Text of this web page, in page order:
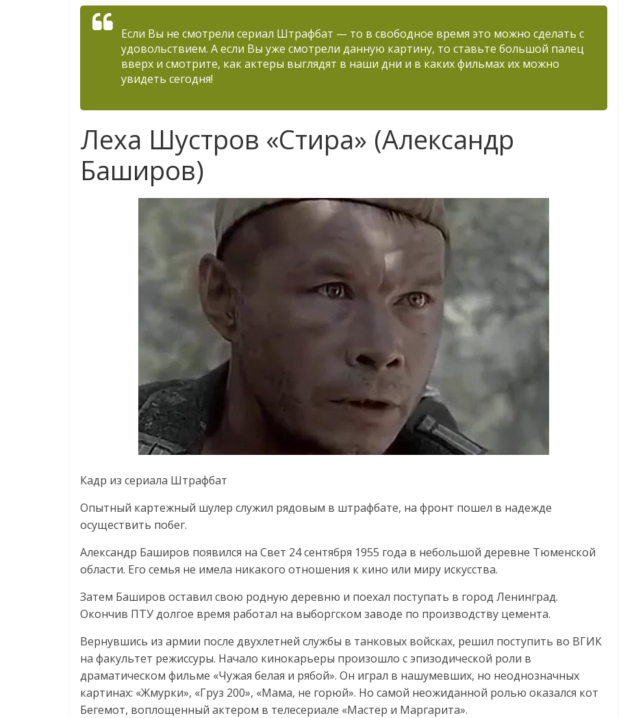
Если Вы не смотрели сериал Штрафбат — то в свободное время это можно сделать с
удовольствием. А если Вы уже смотрели данную картину, то ставьте большой палец
вверх и смотрите, как актеры выглядят в наши дни и в каких фильмах их можно
увидеть сегодня!
Леха Шустров «Стира» (Александр
Баширов)
Кадр из сериала Штрафбат
Опытный картежный шулер служил рядовым в штрафбате, на фронт пошел в надежде
осуществить побег.
Александр Баширов появился на Свет 24 сентября 1955 года в небольшой деревне Тюменской
области. Его семья не имела никакого отношения к кино или миру искусства.
Затем Баширов оставил свою родную деревню и поехал поступать в город Ленинград.
Окончив ПТУ долгое время работал на выборгском заводе по производству цемента.
Вернувшись из армии после двухлетней службы в танковых войсках, решил поступить во ВГИК
на факультет режиссуры. Начало кинокарьеры произошло с эпизодической роли в
драматическом фильме «Чужая белая и рябой». Он играл в нашумевших, но неоднозначных
картинах: «Жмурки», «Груз 200», «Мама, не горюй». Но самой неожиданной ролью оказался кот
Бегемот, воплощенный актером в телесериале «Мастер и Маргарита».